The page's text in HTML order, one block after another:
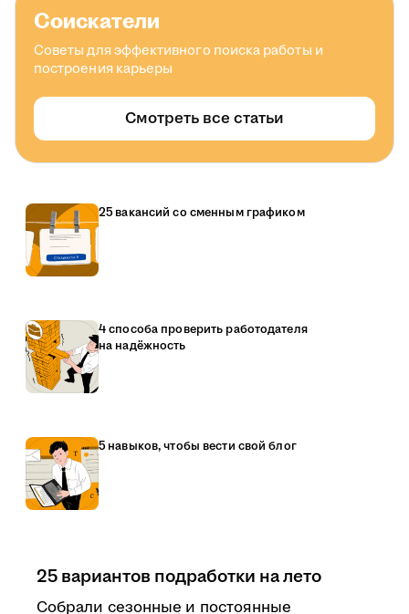
Соискатели
Советы для эффективного поиска работы и
построения карьеры
Смотреть все статьи
25 вакансий со сменным графиком
4 способа проверить работодателя
на надёжность
5 навыков, чтобы вести свой блог
25 вариантов подработки на лето
Собрали сезонные и постоянные